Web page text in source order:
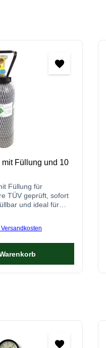
Füllung und 10
Füllung für
TÜV geprüft, sofort
und ideal für